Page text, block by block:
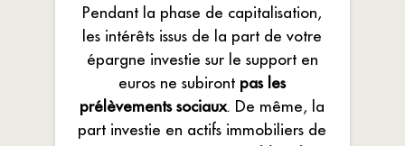
Pendant la phase de capitalisation,
les intérêts issus de la part de votre
épargne investie sur le support en
euros ne subiront pas les
prélèvements sociaux. De même, la
part investie en actifs immobiliers de